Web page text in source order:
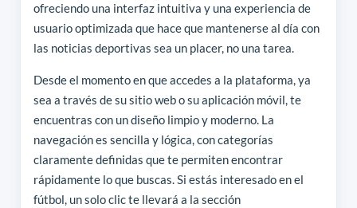
ofreciendo una interfaz intuitiva y una experiencia de
usuario optimizada que hace que mantenerse al día con
las noticias deportivas sea un placer, no una tarea.
Desde el momento en que accedes a la plataforma, ya
sea a través de su sitio web o su aplicación móvil, te
encuentras con un diseño limpio y moderno. La
navegación es sencilla y lógica, con categorías
claramente definidas que te permiten encontrar
rápidamente lo que buscas. Si estás interesado en el
fútbol, un solo clic te llevará a la sección